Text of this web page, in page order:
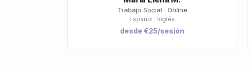
Trabajo Social · Online
Español · Inglés
desde €25/sesión